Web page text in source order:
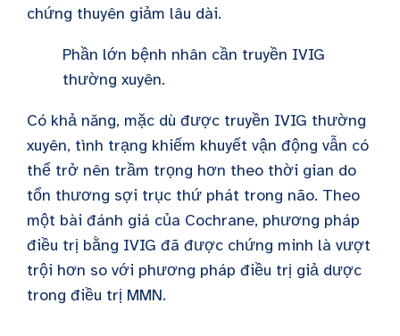
chứng thuyên giảm lâu dài.
Phần lớn bệnh nhân cần truyền IVIG
thường xuyên.
Có khả năng, mặc dù được truyền IVIG thường
xuyên, tình trạng khiếm khuyết vận động vẫn có
thể trở nên trầm trọng hơn theo thời gian do
tổn thương sợi trục thứ phát trong não. Theo
một bài đánh giá của Cochrane, phương pháp
điều trị bằng IVIG đã được chứng minh là vượt
trội hơn so với phương pháp điều trị giả dược
trong điều trị MMN.